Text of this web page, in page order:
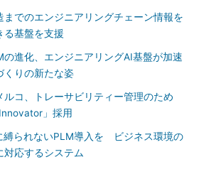
までのエンジニアリングチェーン情報を
る基盤を支援
の進化、エンジニアリングAI基盤が加速
くりの新たな姿
ルコ、トレーサビリティー管理のため
」採用
縛られないPLM導入を ビジネス環境の
対応するシステム